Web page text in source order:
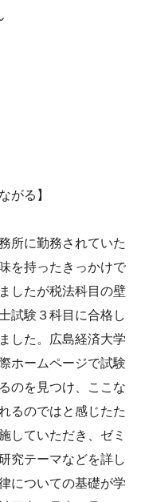
がる】
所に勤務されていた
を持ったきっかけで
したが税法科目の壁
試験３科目に合格し
した。広島経済大学
ホームページで試験
のを見つけ、ここな
るのではと感じたた
していただき、ゼミ
究テーマなどを詳し
についての基礎が学